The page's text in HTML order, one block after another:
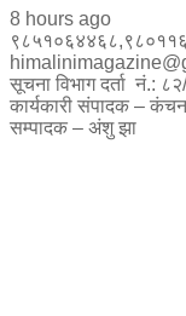
8 hours ago
सूचना विभाग दर्ता नं.:
कार्यकारी संपादक –
सम्पादक – अंशु झा